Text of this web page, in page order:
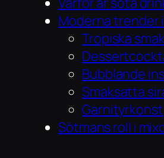
Moderna trender
Tropiska
Bubblande
Smaksatta
Garnityrkonst
Sötmans roll i